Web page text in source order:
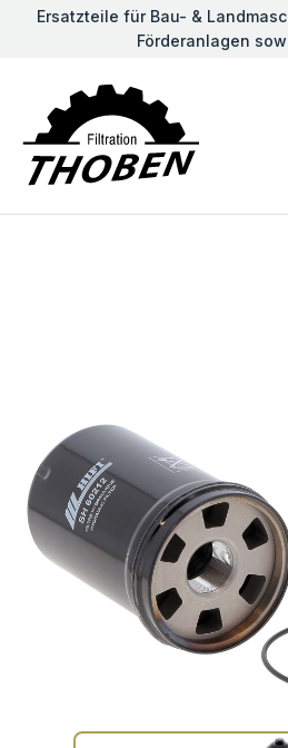
Ersatzteile für Bau- &
Förderanlagen